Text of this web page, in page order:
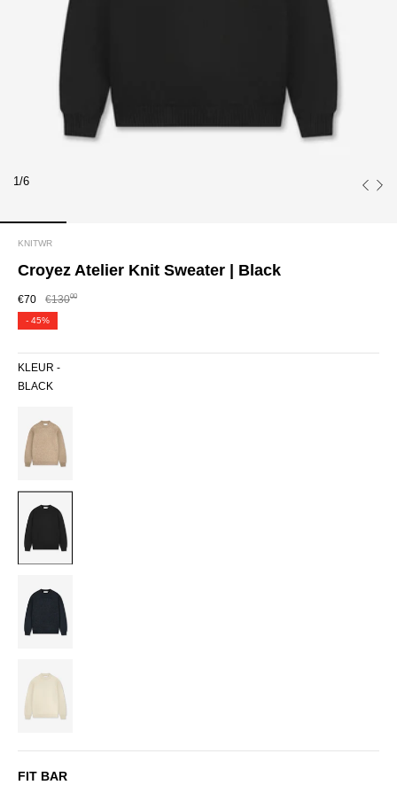
1/6
KNITWR
Croyez Atelier Knit Sweater | Black
€70 €13000
- 45%
KLEUR -
BLACK
BEIGE
BLACK
NAVY
WHITE
FIT BAR